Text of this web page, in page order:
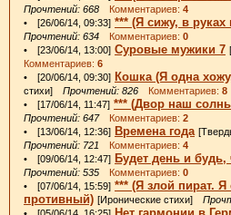
Прочтений: 668 Комментариев: 4
• [26/06/14, 09:33] *** (Я сижу, в руках
Прочтений: 634 Комментариев: 0
• [23/06/14, 13:00] Суровые мужики 7
Комментариев: 6
• [20/06/14, 09:30] Кошка (Я одна
стихи] Прочтений: 826 Комментариев: 8
• [17/06/14, 11:47] *** (Двор наш
Прочтений: 647Комментариев: 2
• [13/06/14, 12:36] Времена года
Прочтений: 721 Комментариев: 4
• [09/06/14, 12:47] Будет день и будь,
Прочтений: 535 Комментариев: 0
• [07/06/14, 15:59] *** (Я злой пират.
противный) [Иронические стихи]